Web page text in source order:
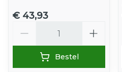
€ 43,93
Bestel